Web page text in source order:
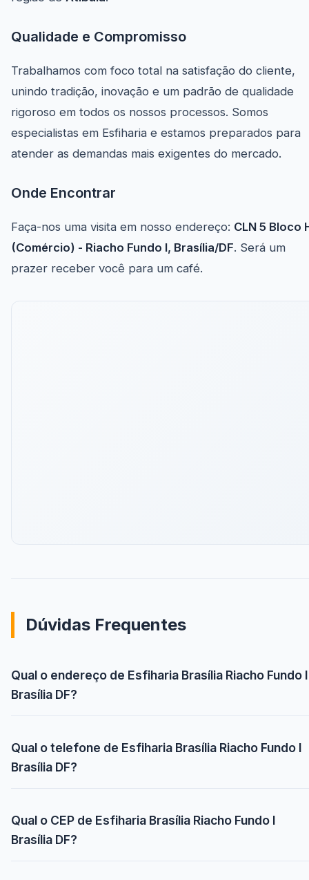
Qualidade e Compromisso
Trabalhamos com foco total na satisfação do cliente,
unindo tradição, inovação e um padrão de qualidade
rigoroso em todos os nossos processos. Somos
especialistas em Esfiharia e estamos preparados para
atender as demandas mais exigentes do mercado.
Onde Encontrar
Faça-nos uma visita em nosso endereço: CLN 5 Bloco
(Comércio) - Riacho Fundo I, Brasília/DF. Será um
prazer receber você para um café.
Dúvidas Frequentes
Qual o endereço de Esfiharia Brasília Riacho Fundo I
Brasília DF?
Qual o telefone de Esfiharia Brasília Riacho Fundo I
Brasília DF?
Qual o CEP de Esfiharia Brasília Riacho Fundo I
Brasília DF?